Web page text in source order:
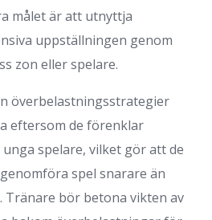
målet är att utnyttja
uppställningen genom
zon eller spelare.
överbelastningsstrategier
eftersom de förenklar
spelare, vilket gör att de
spel snarare än
Tränare bör betona vikten av